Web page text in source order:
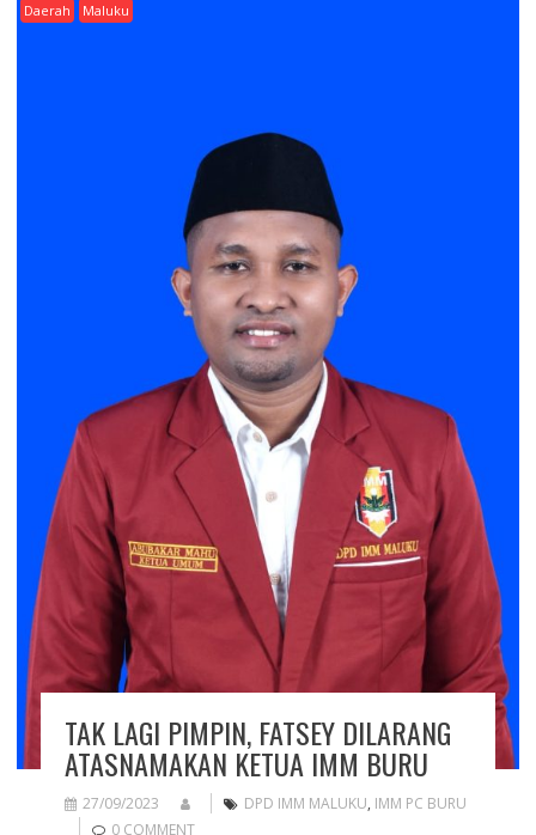
Daerah Maluku
TAK LAGI PIMPIN, FATSEY DILARANG
ATASNAMAKAN KETUA IMM BURU
27/09/2023 DPD IMM MALUKU, IMM PC BURU
0 COMMENT